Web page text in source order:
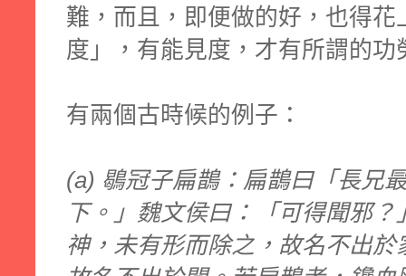
難，而且，即便做的好，也得
度」，有能見度，才有所謂的功
有兩個古時候的例子：
(a) 鶡冠子扁鵲：扁鵲曰「長兄
下。」魏文侯曰：「可得聞邪
神，未有形而除之，故名不出